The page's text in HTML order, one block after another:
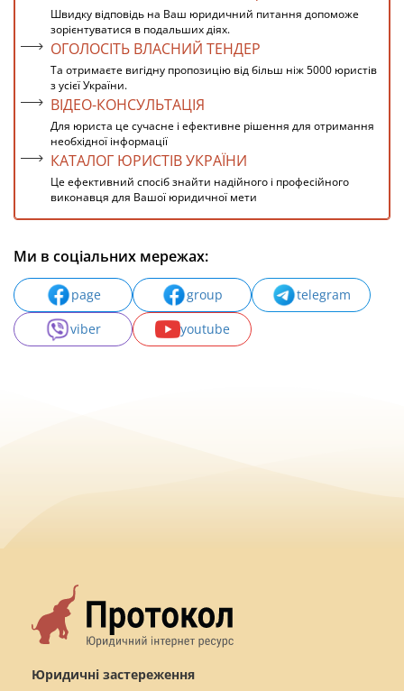
Швидку відповідь на Ваш юридичний питання допоможе
зорієнтуватися в подальших діях.
ОГОЛОСІТЬ ВЛАСНИЙ ТЕНДЕР
Та отримаєте вигідну пропозицію від більш ніж 5000 юристів
з усієї України.
ВІДЕО-КОНСУЛЬТАЦІЯ
Для юриста це сучасне і ефективне рішення для отримання
необхідної інформації
КАТАЛОГ ЮРИСТІВ УКРАЇНИ
Це ефективний спосіб знайти надійного і професійного
виконавця для Вашої юридичної мети
Ми в соціальних мережах:
page group
telegram
viber
youtube
Юридичні застереження